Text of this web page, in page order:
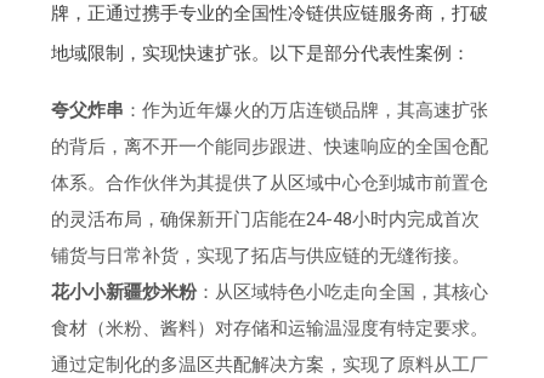
牌，正通过携手专业的全国性冷链供应链服务商，打破
地域限制，实现快速扩张。以下是部分代表性案例：
夸父炸串 ：作为近年爆火的万店连锁品牌，其高速扩张
的背后，离不开一个能同步跟进、快速响应的全国仓配
体系。合作伙伴为其提供了从区域中心仓到城市前置仓
的灵活布局，确保新开门店能在24-48小时内完成首次
铺货与日常补货，实现了拓店与供应链的无缝衔接。
花小小新疆炒米粉：从区域特色小吃走向全国，其核心
食材（米粉、酱料）对存储和运输温湿度有特定要求。
通过定制化的多温区共配解决方案，实现了原料从工厂